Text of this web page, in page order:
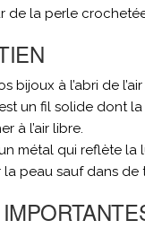
de la perle
bijoux à l’abri de
un fil solide dont la
à l’air libre.
un métal qui reflète
peau sauf dans de